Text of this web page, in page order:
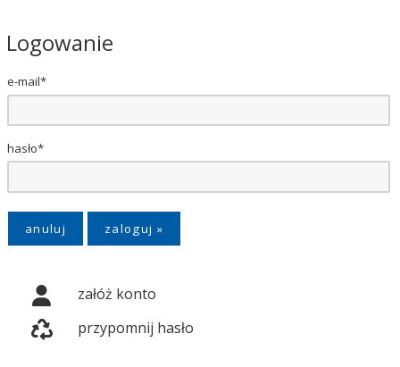
Logowanie
e-mail*
hasło*
anuluj
załóż konto
przypomnij hasło